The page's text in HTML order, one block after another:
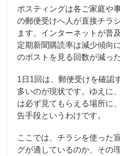
ポスティングは各ご家庭や
の郵便受けへ人が直接チラ
ます。インターネットが普
定期新聞購読率は減少傾向
のポストを見る回数が減っ
1日1回は、郵便受けを確認
多いのが現状です。ゆえに
は必ず見てもらえる場所に
告手段というわけです。
ここでは、チラシを使った
グが適しているのか、その